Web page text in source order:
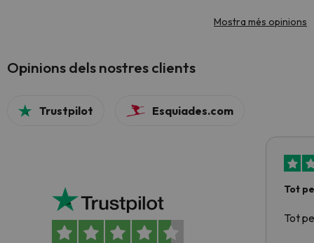
Mostra més opinions
Opinions dels nostres clients
Trustpilot Esquiades.com
Tot
Tot